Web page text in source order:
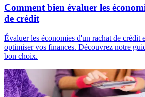
Comment bien évaluer les
de crédit
Évaluer les économies d'un rachat de crédit
optimiser vos finances. Découvrez notre
bon choix.